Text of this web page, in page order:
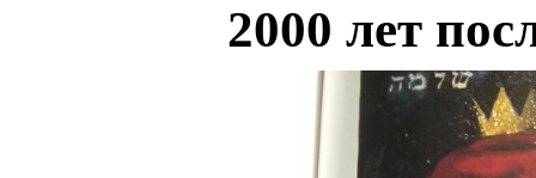
2000 лет